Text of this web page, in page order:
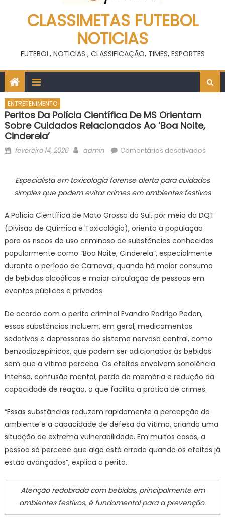
CLASSIMETAS FUTEBOL
NOTICIAS
FUTEBOL, NOTICIAS , CLASSIFICAÇÃO, TIMES, ESPORTES
ENTRETENIMENTO
Peritos Da Polícia Científica De MS Orientam
Sobre Cuidados Relacionados Ao ‘Boa Noite,
Cinderela’
Posted
fevereiro 14, 2026 Author
admin Comentários desativadosem
MS
sobre
Especialista em toxicologia forense alerta para cuidados
simples que podem evitar crimes em ambientes festivos
A Polícia Científica de Mato Grosso do Sul, por meio da DQT
(Divisão de Química e Toxicologia), orienta a população
para os riscos do uso criminoso de substâncias conhecidas
popularmente como “Boa Noite, Cinderela”, especialmente
durante o período de Carnaval, quando há maior consumo
de bebidas alcoólicas e maior circulação de pessoas em
eventos públicos e privados.
De acordo com o perito criminal Evandro Rodrigo Pedon,
essas substâncias incluem, em geral, medicamentos
sedativos e depressores do sistema nervoso central, como
benzodiazepínicos, que podem ser adicionados às bebidas
sem que a vítima perceba. Os efeitos envolvem sonolência
intensa, confusão mental, perda de memória e redução da
capacidade de reação, o que facilita a prática de crimes.
“Essas substâncias reduzem rapidamente a percepção do
ambiente e a capacidade de defesa da vítima, criando uma
situação de extrema vulnerabilidade. Em muitos casos, a
pessoa só percebe que algo está errado quando os efeitos já
estão avançados”, explica o perito.
Atenção redobrada com bebidas, principalmente em
ambientes festivos, é fundamental para a prevenção.